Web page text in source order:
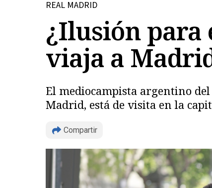
REAL MADRID
¿Ilusión para
viaja a
El mediocampista argentino
Madrid, está de visita en la
Compartir